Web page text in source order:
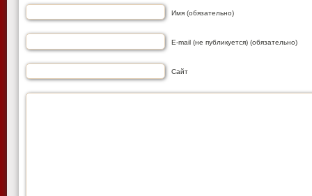
Имя (обязательно)
E-mail (не публикуется) (обязательно)
Сайт